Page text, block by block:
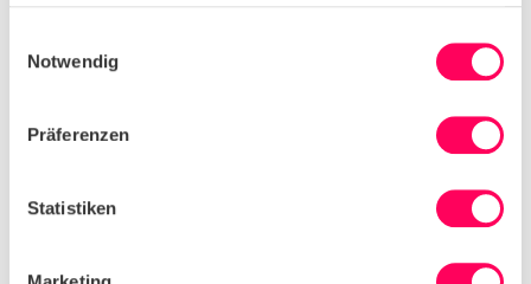
Notwendig
Präferenzen
Statistiken
von Gemeinschaften gefährden, ihre Fähigkeit zur
Existenz an gewohnten Orten verringern und zu
Stärkung der Resilienz
Stärkung der Resilienz bei. Wenn Beschäftigte
unsicheren Arbeitsbedingungen, niedrigen Löhnen
kann dies ihre Verfügbarkeit und Leistungsfähigkeit